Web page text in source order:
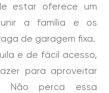
estar oferece um
a família e os
de garagem fixa.
e de fácil acesso,
para aproveitar
Não perca essa